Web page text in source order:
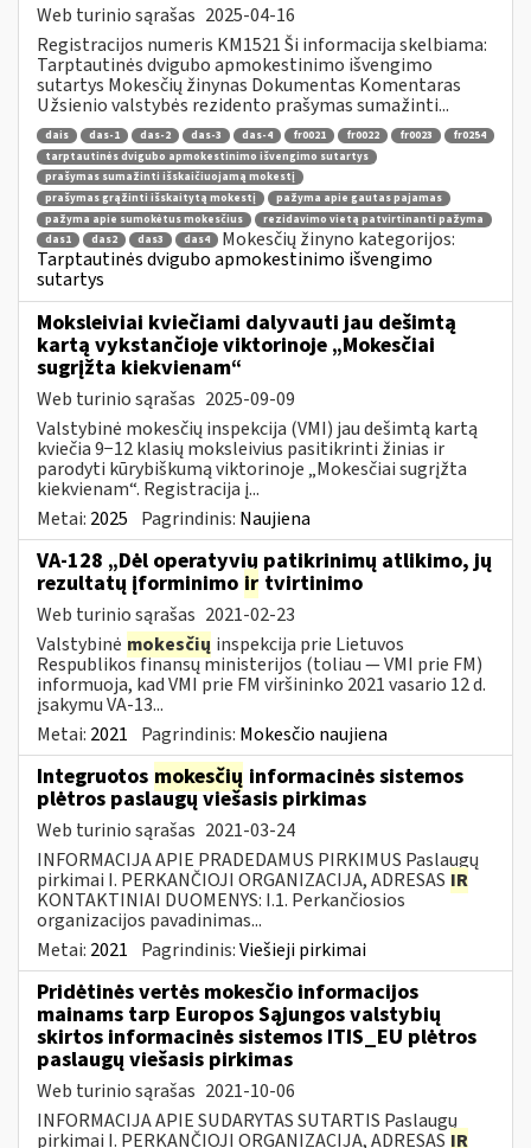
Web turinio sąrašas 2025-04-16
Registracijos numeris KM1521 Ši informacija skelbiama:
Tarptautinės dvigubo apmokestinimo išvengimo
sutartys Mokesčių žinynas Dokumentas Komentaras
Užsienio valstybės rezidento prašymas sumažinti...
dais das-1 das-2 das-3 das-4 fr0021 fr0022 fr0023
fr0254
tarptautinės dvigubo apmokestinimo išvengimo sutartys
prašymas sumažinti išskaičiuojamą mokestį
prašymas grąžinti išskaitytą mokestį
pažyma apie gautas pajamas
pažyma apie sumokėtus mokesčius
rezidavimo vietą patvirtinanti pažyma
das1
das2 das3 das4
Mokesčių žinyno kategorijos:
Tarptautinės dvigubo apmokestinimo išvengimo
sutartys
Moksleiviai kviečiami dalyvauti jau dešimtą
kartą vykstančioje viktorinoje „Mokesčiai
sugrįžta kiekvienam“
Web turinio sąrašas 2025-09-09
Valstybinė mokesčių inspekcija (VMI) jau dešimtą kartą
kviečia 9−12 klasių moksleivius pasitikrinti žinias ir
parodyti kūrybiškumą viktorinoje „Mokesčiai sugrįžta
kiekvienam“. Registracija į...
Metai: 2025 Pagrindinis: Naujiena
VA-128 „Dėl operatyvių patikrinimų atlikimo, jų
rezultatų įforminimo ir tvirtinimo
Web turinio sąrašas 2021-02-23
Valstybinė mokesčių inspekcija prie Lietuvos
Respublikos finansų ministerijos (toliau ― VMI prie FM)
informuoja, kad VMI prie FM viršininko 2021 vasario 12 d.
įsakymu VA-13...
Metai: 2021 Pagrindinis: Mokesčio naujiena
Integruotos mokesčių informacinės sistemos
plėtros paslaugų viešasis pirkimas
Web turinio sąrašas 2021-03-24
INFORMACIJA APIE PRADEDAMUS PIRKIMUS Paslaugų
pirkimai I. PERKANČIOJI ORGANIZACIJA, ADRESAS IR
KONTAKTINIAI DUOMENYS: I.1. Perkančiosios
organizacijos pavadinimas...
Metai: 2021 Pagrindinis:Viešieji pirkimai
Pridėtinės vertės mokesčio informacijos
mainams tarp Europos Sąjungos valstybių
skirtos informacinės sistemos ITIS_EU plėtros
paslaugų viešasis pirkimas
Web turinio sąrašas 2021-10-06
INFORMACIJA APIE SUDARYTAS SUTARTIS Paslaugų
pirkimai I. PERKANČIOJI ORGANIZACIJA, ADRESAS IR